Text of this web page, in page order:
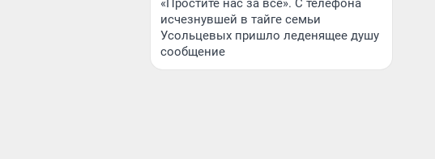
«Простите нас за всё». С телефона
исчезнувшей в тайге семьи
Усольцевых пришло леденящее душу
сообщение